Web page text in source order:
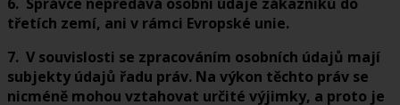
třetích zemí, ani v rámci Evropské unie.
7. V souvislosti se zpracováním osobních údajů mají
subjekty údajů řadu práv. Na výkon těchto práv se
nicméně mohou vztahovat určité výjimky, a proto je